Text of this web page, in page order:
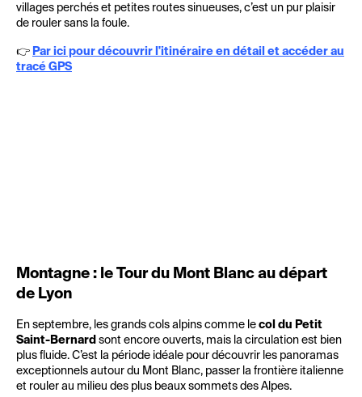
villages perchés et petites routes sinueuses, c’est un pur plaisir
de rouler sans la foule.
👉 Par ici pour découvrir l'itinéraire en détail et accéder au
tracé GPS
Montagne : le Tour du Mont Blanc au départ
de Lyon
En septembre, les grands cols alpins comme le col du Petit
Saint-Bernard sont encore ouverts, mais la circulation est bien
plus fluide. C’est la période idéale pour découvrir les panoramas
exceptionnels autour du Mont Blanc, passer la frontière italienne
et rouler au milieu des plus beaux sommets des Alpes.